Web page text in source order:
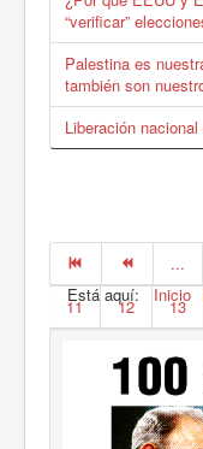
“verificar”
Palestina es
también son
Liberación
...
11
12 13
Está aquí: Inicio